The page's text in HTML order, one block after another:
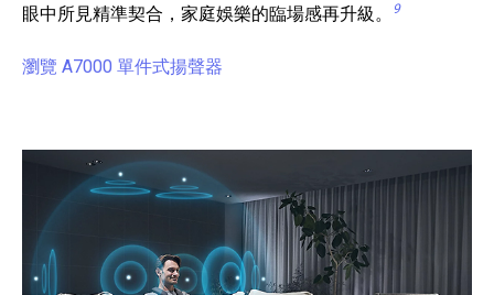
眼中所見精準契合，家庭娛樂的臨場感再升級。
9
瀏覽 A7000 單件式揚聲器